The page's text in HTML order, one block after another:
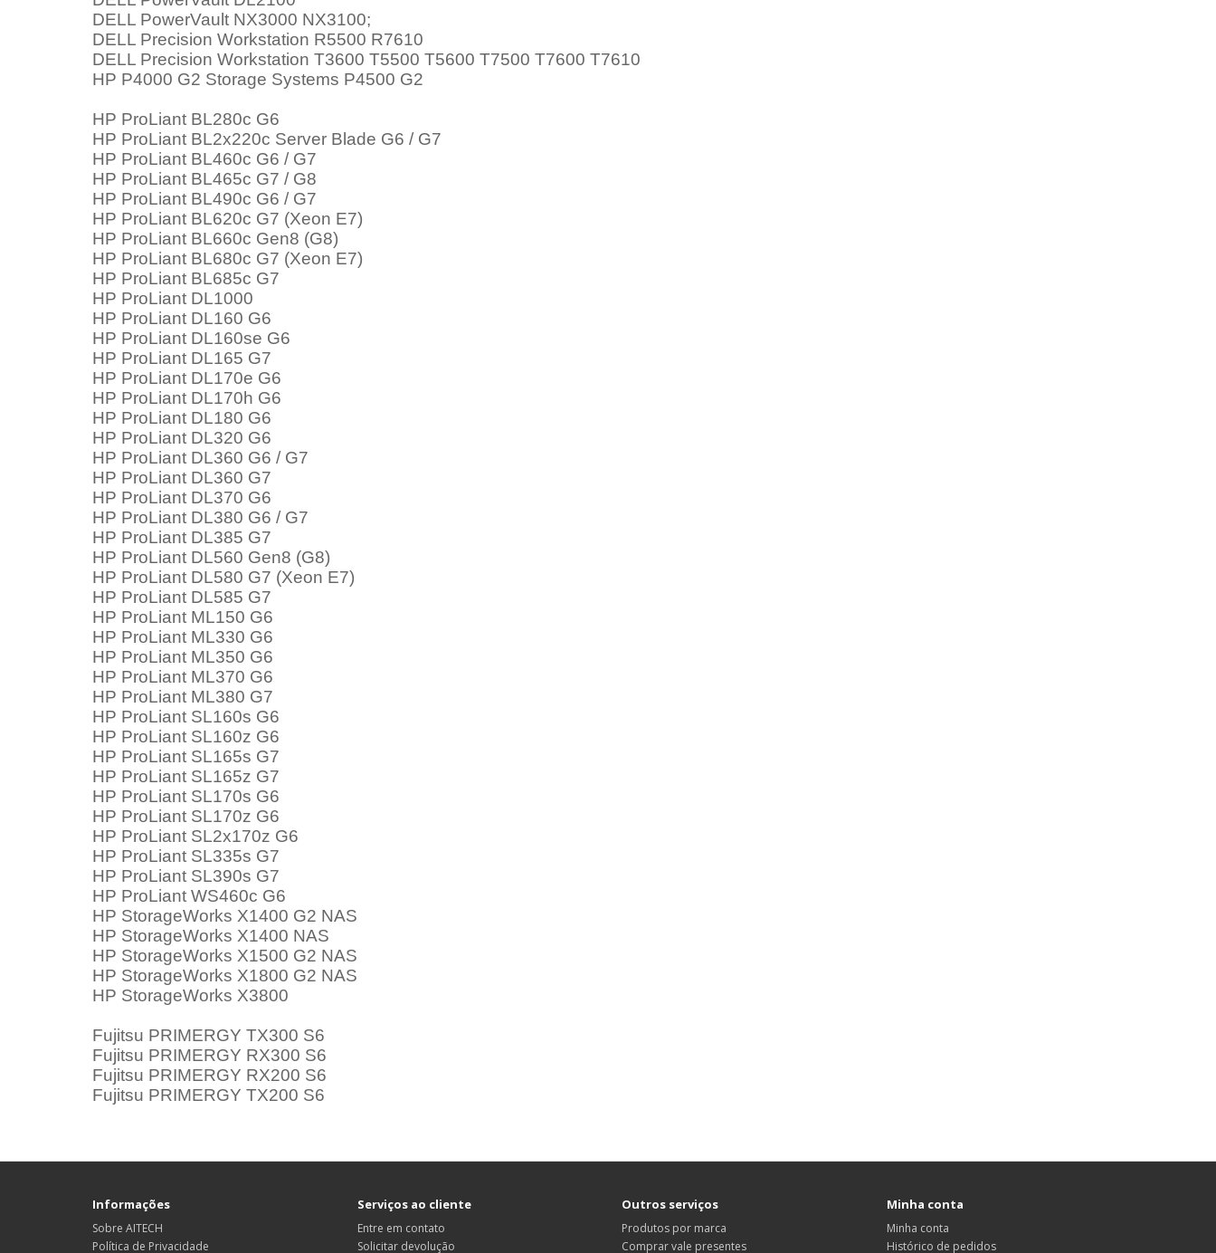
DELL PowerVault NX3000 NX3100;
DELL Precision Workstation R5500 R7610
DELL Precision Workstation T3600 T5500 T5600 T7500 T7600 T7610
HP P4000 G2 Storage Systems P4500 G2
HP ProLiant BL280c G6
HP ProLiant BL2x220c Server Blade G6 / G7
HP ProLiant BL460c G6 / G7
HP ProLiant BL465c G7 / G8
HP ProLiant BL490c G6 / G7
HP ProLiant BL620c G7 (Xeon E7)
HP ProLiant BL660c Gen8 (G8)
HP ProLiant BL680c G7 (Xeon E7)
HP ProLiant BL685c G7
HP ProLiant DL1000
HP ProLiant DL160 G6
HP ProLiant DL160se G6
HP ProLiant DL165 G7
HP ProLiant DL170e G6
HP ProLiant DL170h G6
HP ProLiant DL180 G6
HP ProLiant DL320 G6
HP ProLiant DL360 G6 / G7
HP ProLiant DL360 G7
HP ProLiant DL370 G6
HP ProLiant DL380 G6 / G7
HP ProLiant DL385 G7
HP ProLiant DL560 Gen8 (G8)
HP ProLiant DL580 G7 (Xeon E7)
HP ProLiant DL585 G7
HP ProLiant ML150 G6
HP ProLiant ML330 G6
HP ProLiant ML350 G6
HP ProLiant ML370 G6
HP ProLiant ML380 G7
HP ProLiant SL160s G6
HP ProLiant SL160z G6
HP ProLiant SL165s G7
HP ProLiant SL165z G7
HP ProLiant SL170s G6
HP ProLiant SL170z G6
HP ProLiant SL2x170z G6
HP ProLiant SL335s G7
HP ProLiant SL390s G7
HP ProLiant WS460c G6
HP StorageWorks X1400 G2 NAS
HP StorageWorks X1400 NAS
HP StorageWorks X1500 G2 NAS
HP StorageWorks X1800 G2 NAS
HP StorageWorks X3800
Fujitsu PRIMERGY TX300 S6
Fujitsu PRIMERGY RX300 S6
Fujitsu PRIMERGY RX200 S6
Fujitsu PRIMERGY TX200 S6
Informações
Sobre AITECH
Política de Privacidade
Serviços ao cliente
Entre em contato
Solicitar devolução
Outros serviços
Produtos por marca
Comprar vale presentes
Minha conta
Minha conta
Histórico de pedidos